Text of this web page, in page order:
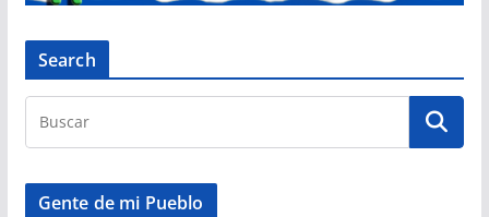
Search
Gente de mi Pueblo